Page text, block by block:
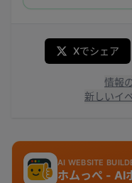
Xでシェア
情報
新しいイ
AI WEBSITE
ホムっぺ - AI